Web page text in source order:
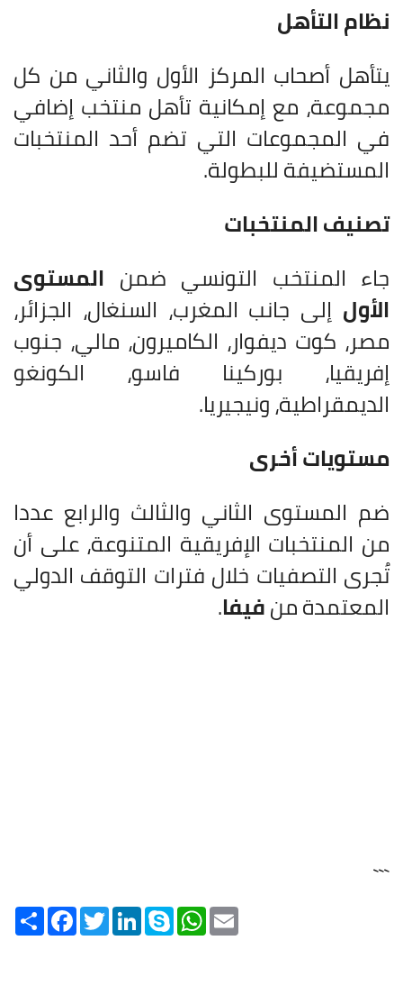
نظام التأهل
يتأهل أصحاب المركز الأول والثاني من كل
مجموعة، مع إمكانية تأهل منتخب إضافي
في المجموعات التي تضم أحد المنتخبات
المستضيفة للبطولة.
تصنيف المنتخبات
جاء المنتخب التونسي ضمن المستوى
الأول إلى جانب المغرب، السنغال، الجزائر،
مصر، كوت ديفوار، الكاميرون، مالي، جنوب
إفريقيا، بوركينا فاسو، الكونغو
الديمقراطية، ونيجيريا.
مستويات أخرى
ضم المستوى الثاني والثالث والرابع عددا
من المنتخبات الإفريقية المتنوعة، على أن
تُجرى التصفيات خلال فترات التوقف الدولي
المعتمدة منفيفا.
```
Share FacebookTwitterLinkedInSkype WhatsApp